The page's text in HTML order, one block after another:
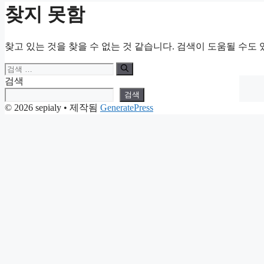
찾지 못함
찾고 있는 것을 찾을 수 없는 것 같습니다. 검색이 도움될 수도
검
색:
검색
검색
© 2026 sepialy • 제작됨 GeneratePress